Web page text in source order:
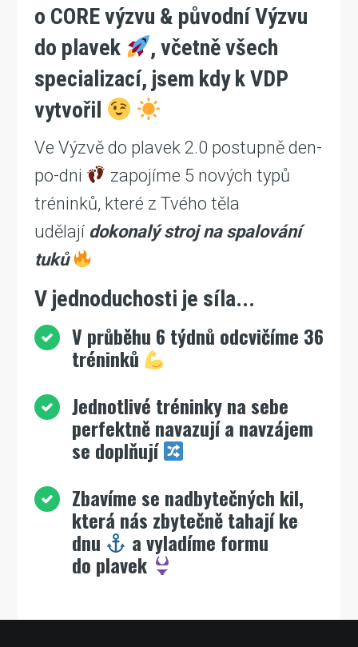
o CORE výzvu & původní Výzvu
do plavek
, včetně všech
specializací, jsem kdy k VDP
vytvořil
Ve Výzvě do plavek 2.0 postupně den-
po-dni
zapojíme 5 nových typů
tréninků, které z Tvého těla
udělají dokonalý stroj na spalování
tuků
V jednoduchosti je síla...
V průběhu 6 týdnů odcvičíme 36
tréninků
Jednotlivé tréninky na sebe
perfektně navazují a navzájem
se doplňují
Zbavíme se nadbytečných kil,
která nás zbytečně tahají ke
dnu a vyladíme formu
do plavek